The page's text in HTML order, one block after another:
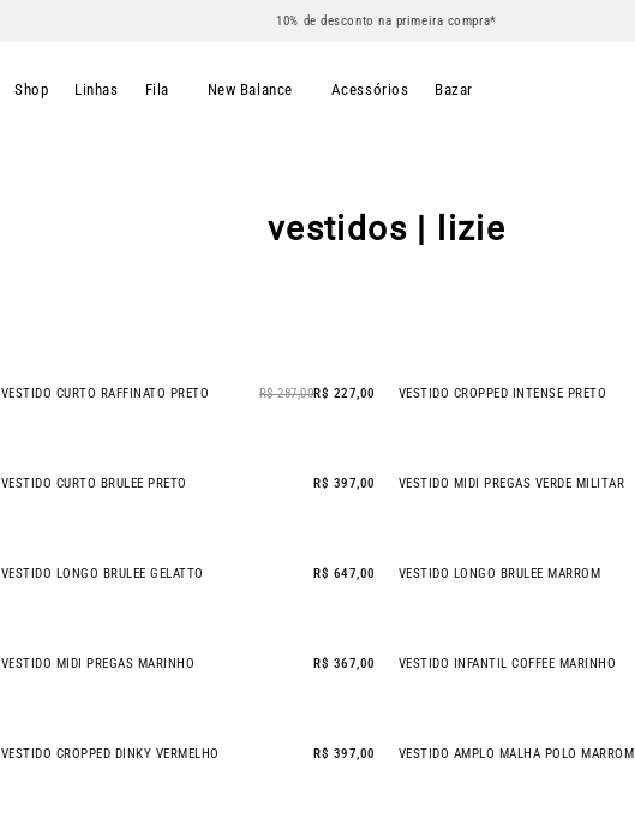
10% de desconto na primeira compra*
Shop Linhas Fila New Balance Acessórios Bazar
vestidos | lizie
- 21% OFF
VESTIDO CURTO RAFFINATO PRETO R$ 287,00R$ 227,00 - 21% OFF
VESTIDO CROPPED INTENSE PRETO
VESTIDO CURTO BRULEE PRETO R$ 397,00 VESTIDO MIDI PREGAS VERDE MILITAR
VESTIDO LONGO BRULEE GELATTO R$ 647,00 VESTIDO LONGO BRULEE MARROM
VESTIDO MIDI PREGAS MARINHO R$ 367,00 VESTIDO INFANTIL COFFEE MARINHO
VESTIDO CROPPED DINKY VERMELHO R$ 397,00 VESTIDO AMPLO MALHA POLO MARROM